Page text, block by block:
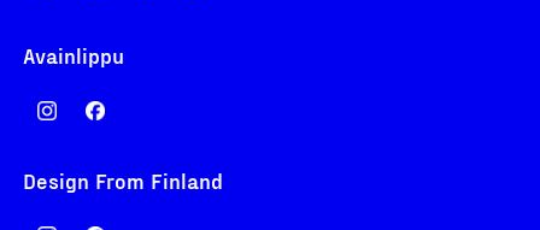
Avainlippu
Design From Finland